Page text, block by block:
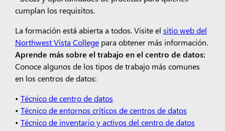
cumplan los requisitos.
La formación está abierta a todos. Visite el sitio web del
Northwest Vista Collegepara obtener más información.
Aprende más sobre el trabajo en el centro de datos:
Conoce algunos de los tipos de trabajo más comunes
en los centros de datos:
• Técnico de centro de datos
• Técnico de entornos críticos de centros de datos
• Técnico de inventario y activos del centro de datos